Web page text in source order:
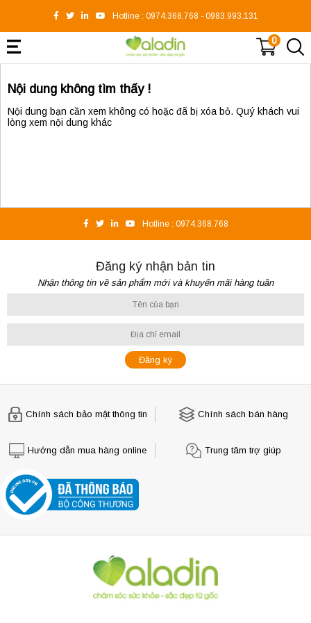
Hotline : 0974.368.768 - 0983.993.131
0
Nội dung không tìm thấy !
Nội dung bạn cần xem không có hoặc đã bị xóa bỏ. Quý khách vui
lòng xem nội dung khác
Hotline : 0974.368.768
Đăng ký nhận bản tin
Nhận thông tin về sản phẩm mới và khuyến mãi hàng tuần
Chính sách bảo mật thông tin Chính sách bán hàng
Hướng dẫn mua hàng online Trung tâm trợ giúp